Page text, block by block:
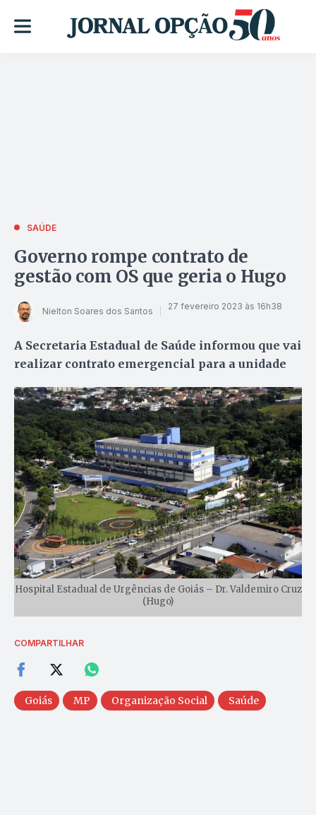
SAÚDE
Governo rompe contrato de
gestão com OS que geria o Hugo
Nielton Soares dos Santos 27 fevereiro 2023 às 16h38
A Secretaria Estadual de Saúde informou que vai
realizar contrato emergencial para a unidade
Hospital Estadual de Urgências de Goiás – Dr. Valdemiro Cruz
(Hugo)
COMPARTILHAR
Goiás MP Organização Social Saúde